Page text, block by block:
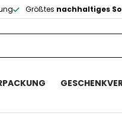
Größtes nachhaltiges